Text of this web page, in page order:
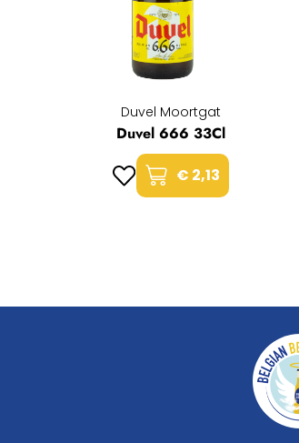
Duvel Moortgat
Duvel 666 33Cl
€ 2,13